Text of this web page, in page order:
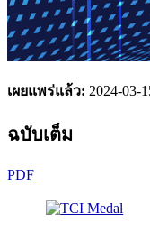
เผยแพร่แล้ว: 2024-03-
ฉบับเต็ม
PDF